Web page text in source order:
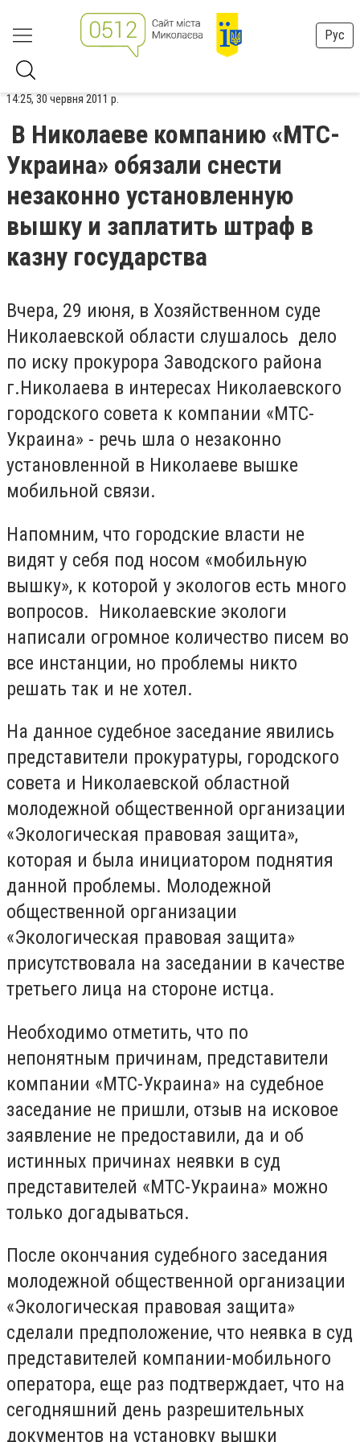
Рус
14:25, 30 червня 2011 р.
В Николаеве компанию «МТС-
Украина» обязали снести
незаконно установленную
вышку и заплатить штраф в
казну государства
Вчера, 29 июня, в Хозяйственном суде
Николаевской области слушалось дело
по иску прокурора Заводского района
г.Николаева в интересах Николаевского
городского совета к компании «МТС-
Украина» - речь шла о незаконно
установленной в Николаеве вышке
мобильной связи.
Напомним, что городские власти не
видят у себя под носом «мобильную
вышку», к которой у экологов есть много
вопросов. Николаевские экологи
написали огромное количество писем во
все инстанции, но проблемы никто
решать так и не хотел.
На данное судебное заседание явились
представители прокуратуры, городского
совета и Николаевской областной
молодежной общественной организации
«Экологическая правовая защита»,
которая и была инициатором поднятия
данной проблемы. Молодежной
общественной организации
«Экологическая правовая защита»
присутствовала на заседании в качестве
третьего лица на стороне истца.
Необходимо отметить, что по
непонятным причинам, представители
компании «МТС-Украина» на судебное
заседание не пришли, отзыв на исковое
заявление не предоставили, да и об
истинных причинах неявки в суд
представителей «МТС-Украина» можно
только догадываться.
После окончания судебного заседания
молодежной общественной организации
«Экологическая правовая защита»
сделали предположение, что неявка в суд
представителей компании-мобильного
оператора, еще раз подтверждает, что на
сегодняшний день разрешительных
документов на установку вышки